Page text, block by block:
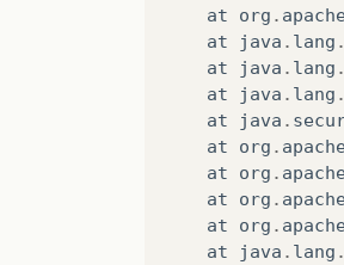
at
org .
at
java . lang .
at
java . lang .
at
java . lang .
at
java .
at
org .
at
org .
at
org .
at
org .
at
java . lang .